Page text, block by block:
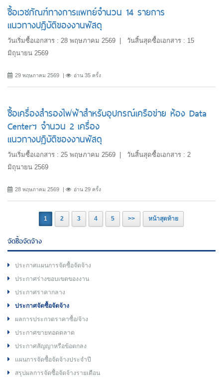
ซื้อเวชภัณฑ์ทางการแพทย์จำนวน 14 รายการ
แนวทางปฏิบัติของงานพัสดุ
วันเริ่มซื้อเอกสาร : 28 พฤษภาคม 2569 | วันสิ้นสุดซื้อเอกสาร : 15
มิถุนายน 2569
29 พฤษภาคม 2569 อ่าน 35 ครั้ง
ซื้อเครื่องสำรองไฟฟ้าสำหรับอุปกรณ์เครือข่าย ห้อง Data
Centerฯ จำนวน 2 เครื่อง
แนวทางปฏิบัติของงานพัสดุ
วันเริ่มซื้อเอกสาร : 25 พฤษภาคม 2569 | วันสิ้นสุดซื้อเอกสาร : 2
มิถุนายน 2569
28 พฤษภาคม 2569 อ่าน 29 ครั้ง
1 2 3 4 5 >> หน้าสุดท้าย
จัดซื้อจัดจ้าง
ประกาศแผนการจัดซื้อจัดจ้าง
ประกาศร่างขอบเขตของงาน
ประกาศราคากลาง
ประกาศจัดซื้อจัดจ้าง
ผลการประกวดราคาซื้อ/จ้าง
ประกาศขายทอดตลาด
ประกาศสัญญาหรือข้อตกลง
แผนการจัดซื้อจัดจ้างประจำปี
สรุปผลการจัดซื้อจัดจ้างรายเดือน